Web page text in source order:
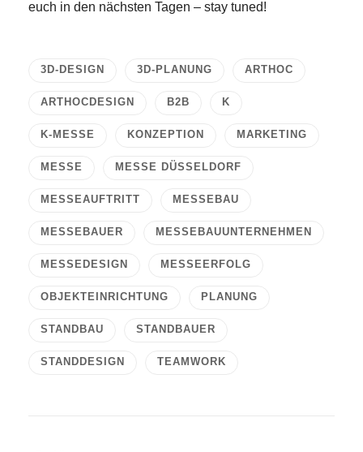
euch in den nächsten Tagen – stay tuned!
3D-DESIGN 3D-PLANUNG ARTHOC
ARTHOCDESIGN B2B K
K-MESSE KONZEPTION MARKETING
MESSE MESSE DÜSSELDORF
MESSEAUFTRITT MESSEBAU
MESSEBAUER MESSEBAUUNTERNEHMEN
MESSEDESIGN MESSEERFOLG
OBJEKTEINRICHTUNG PLANUNG
STANDBAU STANDBAUER
STANDDESIGN TEAMWORK